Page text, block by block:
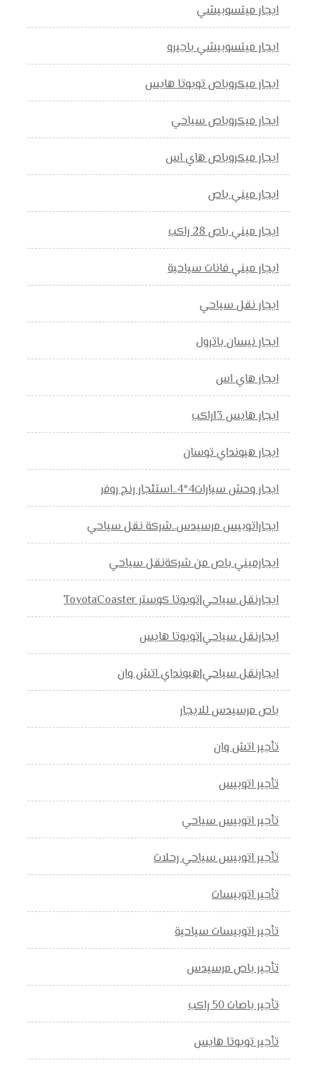
ايجار ميتسوبيشي
ايجار ميتسوبيشي باجيرو
ايجار ميكروباص تويوتا هايس
ايجار ميكروباص سياحي
ايجار ميكروباص هاي اس
ايجار ميني باص
ايجار ميني باص 28 راكب
ايجار ميني فانات سياحية
ايجار نقل سياحي
ايجار نيسان باترول
ايجار هاي اس
ايجار هايس 13راكب
ايجار هيونداي توسان
ايجار وحش سيارات4*4..استئجار رنج روفر
ايجاراتوبيس مرسيدس..شركة نقل سياحي
ايجارميني باص من شركةنقل سياحي
ايجارنقل سياحي|تويوتا كوستر ToyotaCoaster
ايجارنقل سياحي|تويوتا هايس
ايجارنقل سياحي|هيونداي اتش وان
باص مرسيدس للايجار
تأجير اتش وان
تأجير اتوبيس
تأجير اتوبيس سياحي
تأجير اتوبيس سياحي رحلات
تأجير اتوبيسات
تأجير اتوبيسات سياحية
تأجير باص مرسيدس
تأجير باصات 50 راكب
تأجير تويوتا هايس